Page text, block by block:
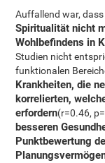
Auffallend war,
Spiritualität nicht
Wohlbefindens in
Studien nicht
funktionalen
Krankheiten, die
korrelierten,
erfordern(r=0.46,
besseren
Punktbewertung